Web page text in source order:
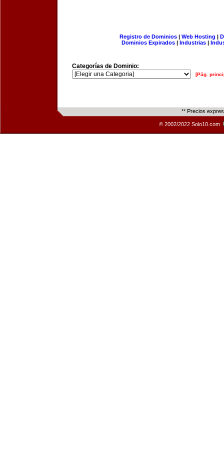
Registro de Dominios| Web Hosting |
Dominios Expirados | Industrias |
Categorías de Dominio:
[Pág.
** Precios
© 2002/2022 Solo10.com